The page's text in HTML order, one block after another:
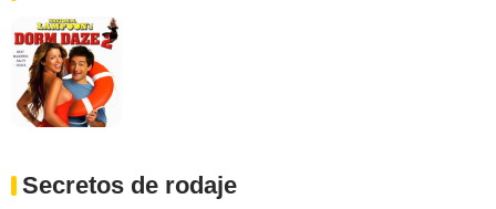
Secretos de rodaje